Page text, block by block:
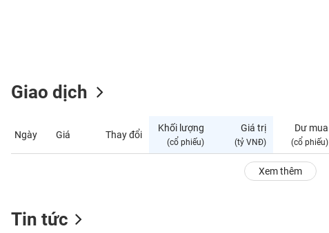
Giao dịch
Ngày Giá Thay đổi
Khối lượng
(cổ phiếu)
Giá trị
(tỷ VNĐ)
Dư mua
(cổ phiếu)
Xem thêm
Tin tức
CÁ
NHÂN
TÍCH